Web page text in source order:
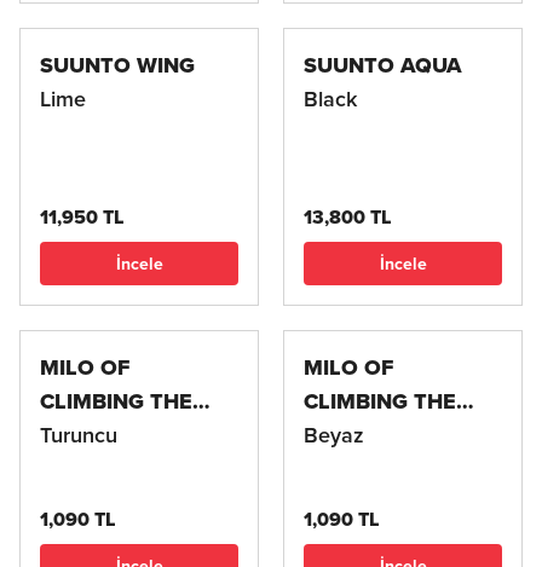
SUUNTO WING
Lime
11,950 TL
İncele
SUUNTO AQUA
Black
13,800 TL
İncele
MILO OF
CLIMBING THE
QUIX DAILY 500
Turuncu
1,090 TL
MILO OF
CLIMBING THE
QUIX DAILY 500
Beyaz
1,090 TL